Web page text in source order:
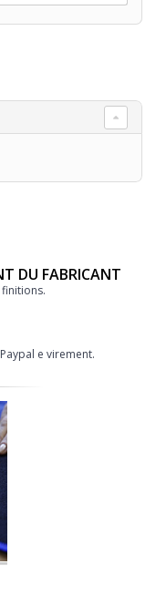
DU FABRICANT
e virement.